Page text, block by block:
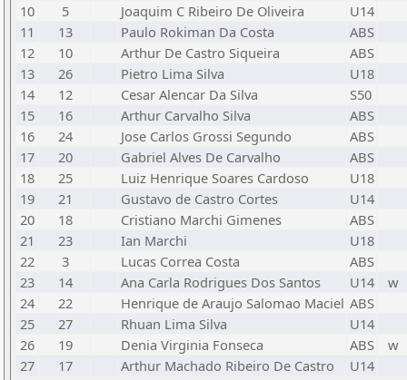
10
5 Joaquim C Ribeiro De Oliveira
U14
11
13 Paulo Rokiman Da Costa
ABS
12
10 Arthur De Castro Siqueira
ABS
13
26 Pietro Lima Silva
U18
14
12 Cesar Alencar Da Silva
S50
15
16 Arthur Carvalho Silva
ABS
16
24 Jose Carlos Grossi Segundo
ABS
17
20 Gabriel Alves De Carvalho
ABS
18
25 Luiz Henrique Soares Cardoso
U18
19
21 Gustavo de Castro Cortes
U14
20
18 Cristiano Marchi Gimenes
ABS
21
23 Ian Marchi
U18
22
3 Lucas Correa Costa
ABS
23
14 Ana Carla Rodrigues Dos Santos U14
w
24
22 Henrique de Araujo Salomao Maciel ABS
25
27 Rhuan Lima Silva
U14
26
19 Denia Virginia Fonseca ABS
w
27
17 Arthur Machado Ribeiro De Castro U14